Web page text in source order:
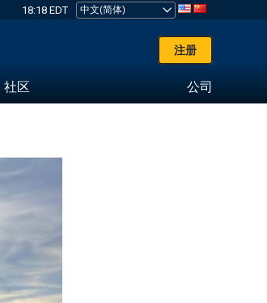
18:18 EDT
注册
社区 公司